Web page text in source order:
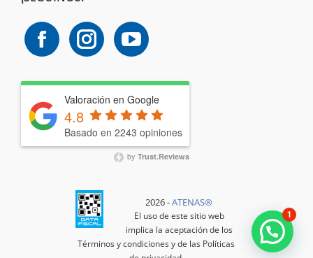
Valoración en Google
4.8
Basado en 2243 opiniones
by Trust.Reviews
2026 -ATENAS®️
El uso de este sitio web
implica la aceptación de los
Términos y condicionesy de las Políticas
1